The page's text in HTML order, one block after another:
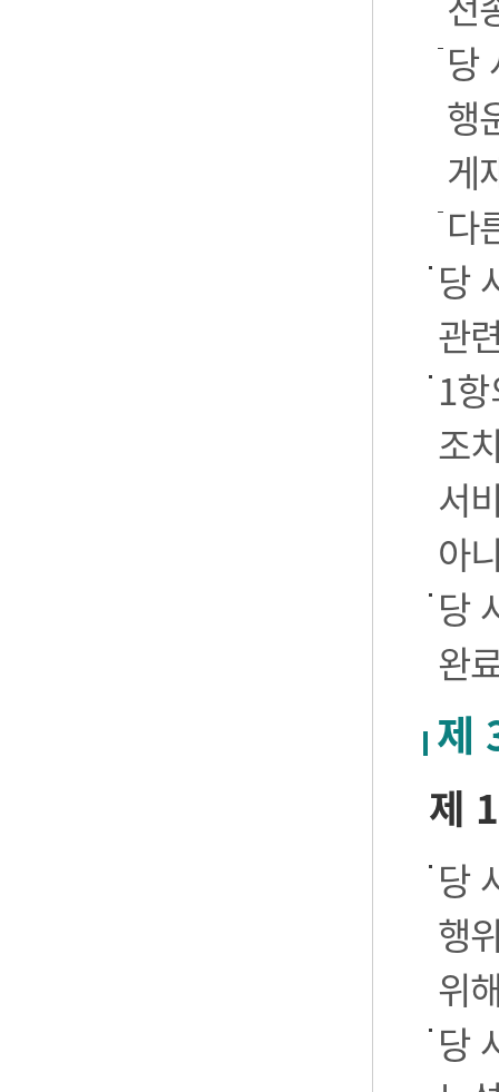
당
행
게
다
당
관
1
조
서
아
당
완
제
제
당
행
위
당